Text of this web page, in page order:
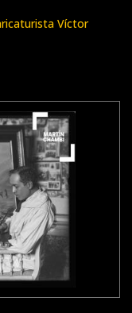
Víctor